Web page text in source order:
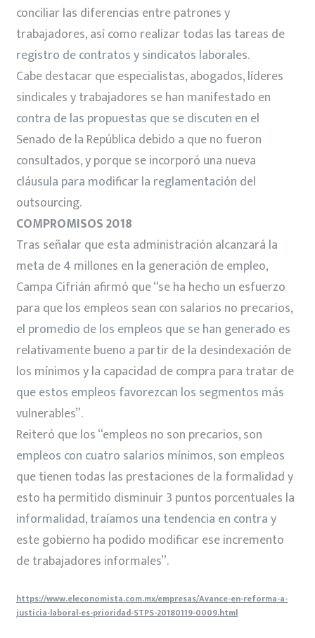
conciliar las diferencias entre patrones y
trabajadores, así como realizar todas las tareas de
registro de contratos y sindicatos laborales.
Cabe destacar que especialistas, abogados, líderes
sindicales y trabajadores se han manifestado en
contra de las propuestas que se discuten en el
Senado de la República debido a que no fueron
consultados, y porque se incorporó una nueva
cláusula para modificar la reglamentación del
outsourcing.
COMPROMISOS 2018
Tras señalar que esta administración alcanzará la
meta de 4 millones en la generación de empleo,
Campa Cifrián afirmó que “se ha hecho un esfuerzo
para que los empleos sean con salarios no precarios,
el promedio de los empleos que se han generado es
relativamente bueno a partir de la desindexación de
los mínimos y la capacidad de compra para tratar de
que estos empleos favorezcan los segmentos más
vulnerables”.
Reiteró que los “empleos no son precarios, son
empleos con cuatro salarios mínimos, son empleos
que tienen todas las prestaciones de la formalidad y
esto ha permitido disminuir 3 puntos porcentuales la
informalidad, traíamos una tendencia en contra y
este gobierno ha podido modificar ese incremento
de trabajadores informales”.
https://www.eleconomista.com.mx/empresas/Avance-en-reforma-a-
justicia-laboral-es-prioridad-STPS-20180119-0009.html